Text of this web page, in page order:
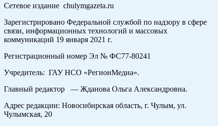
Сетевое издание chulymgazeta.ru
Зарегистрировано Федеральной службой по надзору в сфере
связи, информационных технологий и массовых
коммуникаций 19 января 2021 г.
Регистрационный номер Эл № ФС77-80241
Учредитель: ГАУ НСО «РегионМедиа».
Главный редактор — Жданова Ольга Александровна.
Адрес редакции: Новосибирская область, г. Чулым, ул.
Чулымская, 20